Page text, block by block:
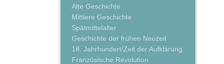
Alte Geschichte
Mittlere Geschichte
Spätmittelalter
Geschichte der frühen Neuzeit
18. Jahrhundert/Zeit der Aufklärung
Französische Revolution